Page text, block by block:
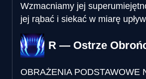
Wzmacniamy jej
jej rąbać i siekać w miarę
R — Ostrze
OBRAŻENIA PODSTAWOWE